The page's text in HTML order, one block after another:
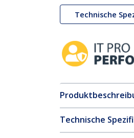
Technische
Technische